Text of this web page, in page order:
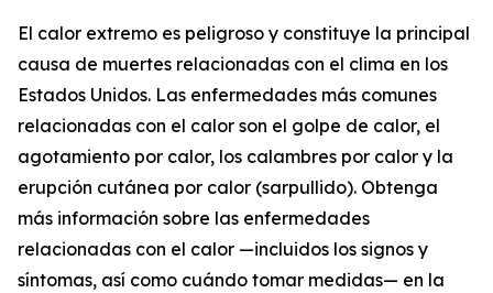
El calor extremo es peligroso y constituye la principal
causa de muertes relacionadas con el clima en los
Estados Unidos. Las enfermedades más comunes
relacionadas con el calor son el golpe de calor, el
agotamiento por calor, los calambres por calor y la
erupción cutánea por calor (sarpullido). Obtenga
más información sobre las enfermedades
relacionadas con el calor —incluidos los signos y
síntomas, así como cuándo tomar medidas— en la